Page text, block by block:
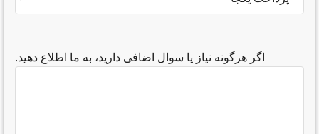
اگر هرگونه نیاز یا سوال اضافی دارید، به ما اطلاع دهید.